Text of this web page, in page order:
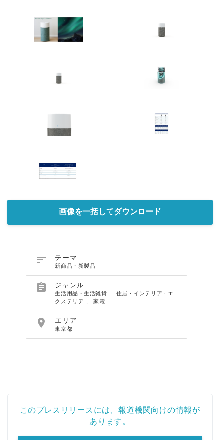
画像を一括してダウンロード
 テーマ
新商品・新製品
 ジャンル
生活用品・生活雑貨
住居・インテリア・エ
クステリア
家電
 エリア
東京都
このプレスリリースには、報道機関向けの情報が
あります。